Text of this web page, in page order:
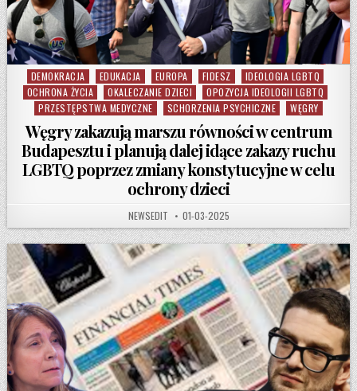
Posted in
DEMOKRACJA EDUKACJA EUROPA FIDESZ
IDEOLOGIA LGBTQ
OCHRONA ŻYCIA
OKALECZANIE DZIECI
OPOZYCJA IDEOLOGII LGBTQ
PRZESTĘPSTWA MEDYCZNE
SCHORZENIA PSYCHICZNE WĘGRY
Węgry zakazują marszu równości w centrum
Budapesztu i planują dalej idące zakazy ruchu
LGBTQ poprzez zmiany konstytucyjne w celu
ochrony dzieci
AUTHOR:
NEWSEDIT PUBLISHED DATE:
01-03-2025